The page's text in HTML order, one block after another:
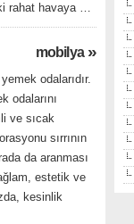
rahat havaya …
mobilya»
odalarıdır.
odalarını
ve sıcak
sırrının
da aranması
estetik ve
kesinlik